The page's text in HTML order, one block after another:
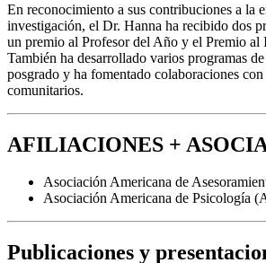
En reconocimiento a sus contribuciones a la
investigación, el Dr. Hanna ha recibido dos
un premio al Profesor del Año y el Premio al
También ha desarrollado varios programas
posgrado y ha fomentado colaboraciones
comunitarios.
AFILIACIONES +
Asociación Americana de
Asociación Americana de Psicología
Publicaciones y